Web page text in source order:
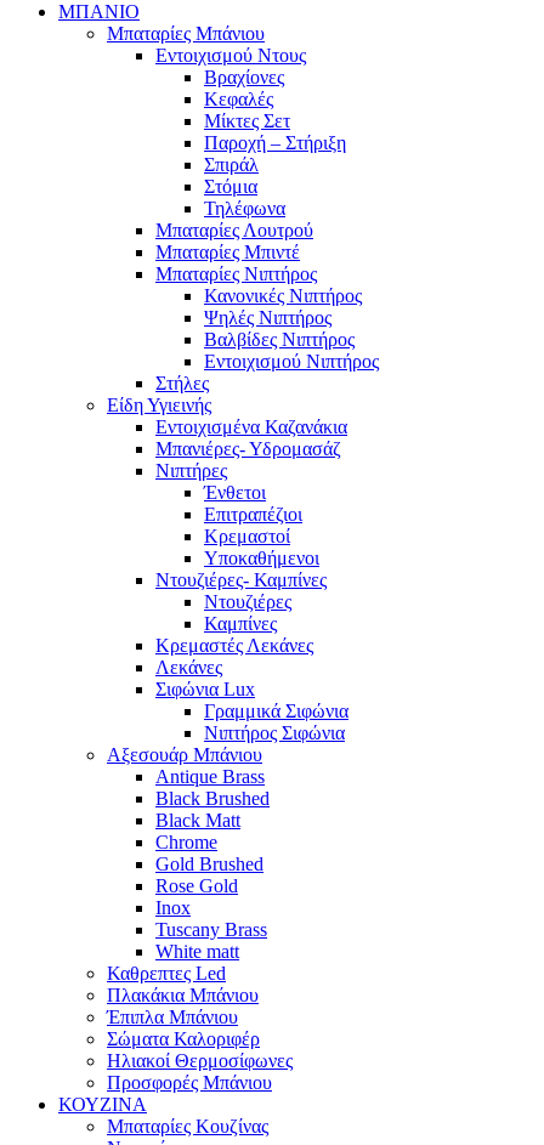
ΜΠΑΝΙΟ
Μπαταρίες Μπάνιου
Εντοιχισμού Ντους
Βραχίονες
Κεφαλές
Μίκτες Σετ
Παροχή – Στήριξη
Σπιράλ
Στόμια
Τηλέφωνα
Μπαταρίες Λουτρού
Μπαταρίες Μπιντέ
Μπαταρίες Νιπτήρος
Κανονικές Νιπτήρος
Ψηλές Νιπτήρος
Βαλβίδες Νιπτήρος
Εντοιχισμού Νιπτήρος
Στήλες
Είδη Υγιεινής
Εντοιχισμένα Καζανάκια
Μπανιέρες- Υδρομασάζ
Νιπτήρες
Ένθετοι
Επιτραπέζιοι
Κρεμαστοί
Υποκαθήμενοι
Ντουζιέρες- Καμπίνες
Ντουζιέρες
Καμπίνες
Κρεμαστές Λεκάνες
Λεκάνες
Σιφώνια Lux
Γραμμικά Σιφώνια
Νιπτήρος Σιφώνια
Αξεσουάρ Μπάνιου
Antique Brass
Black Brushed
Black Matt
Chrome
Gold Brushed
Rose Gold
Inox
Tuscany Brass
White matt
Καθρεπτες Led
Πλακάκια Μπάνιου
Έπιπλα Μπάνιου
Σώματα Καλοριφέρ
Ηλιακοί Θερμοσίφωνες
Προσφορές Μπάνιου
ΚΟΥΖΙΝΑ
Μπαταρίες Κουζίνας